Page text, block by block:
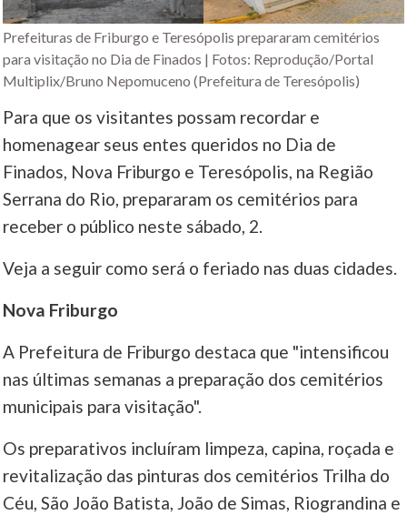
Prefeituras de Friburgo e Teresópolis prepararam cemitérios
para visitação no Dia de Finados | Fotos: Reprodução/Portal
Multiplix/Bruno Nepomuceno (Prefeitura de Teresópolis)
Para que os visitantes possam recordar e
homenagear seus entes queridos no Dia de
Finados, Nova Friburgo e Teresópolis, na Região
Serrana do Rio, prepararam os cemitérios para
receber o público neste sábado, 2.
Veja a seguir como será o feriado nas duas cidades.
Nova Friburgo
A Prefeitura de Friburgo destaca que "intensificou
nas últimas semanas a preparação dos cemitérios
municipais para visitação".
Os preparativos incluíram limpeza, capina, roçada e
revitalização das pinturas dos cemitérios Trilha do
Céu, São João Batista, João de Simas, Riograndina e